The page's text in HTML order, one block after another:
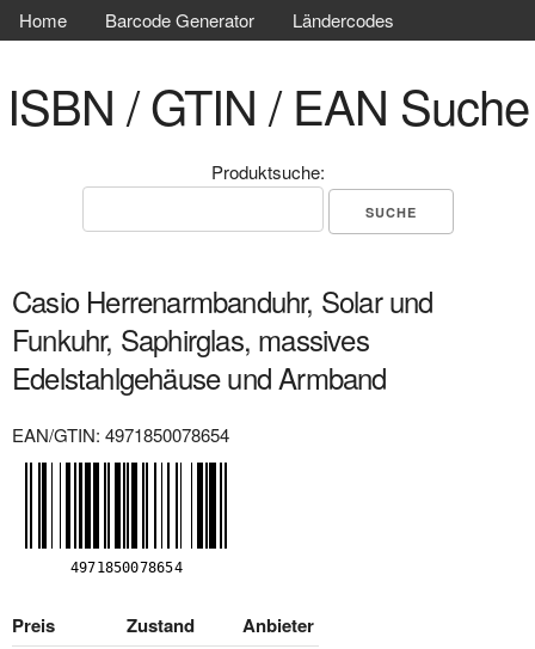
Home Barcode Generator Ländercodes
ISBN / GTIN / EAN Suche
Produktsuche:
Casio Herrenarmbanduhr, Solar und
Funkuhr, Saphirglas, massives
Edelstahlgehäuse und Armband
EAN/GTIN: 4971850078654
Preis Zustand
Anbieter